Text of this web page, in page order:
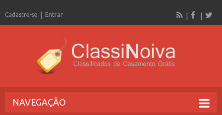
Cadastre-se Entrar
NAVEGAÇÃO